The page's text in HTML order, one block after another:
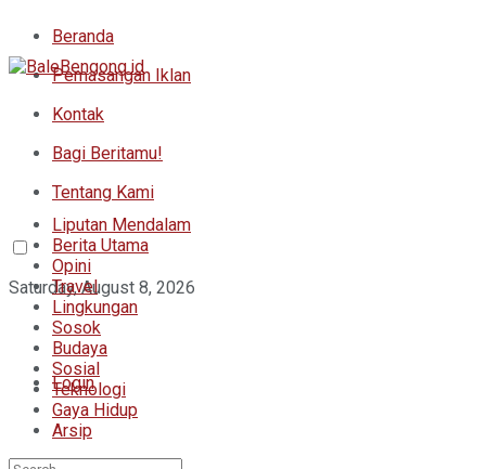
Beranda
Pemasangan Iklan
Kontak
Bagi Beritamu!
Tentang Kami
Saturday, August 8, 2026
Login
Liputan Mendalam
Berita Utama
Opini
Travel
Lingkungan
Sosok
Budaya
Sosial
Teknologi
Gaya Hidup
Arsip